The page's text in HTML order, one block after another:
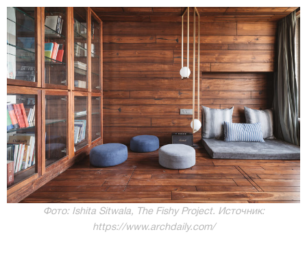
Фото: Ishita Sitwala, The Fishy Project. Источник:
https://www.archdaily.com/